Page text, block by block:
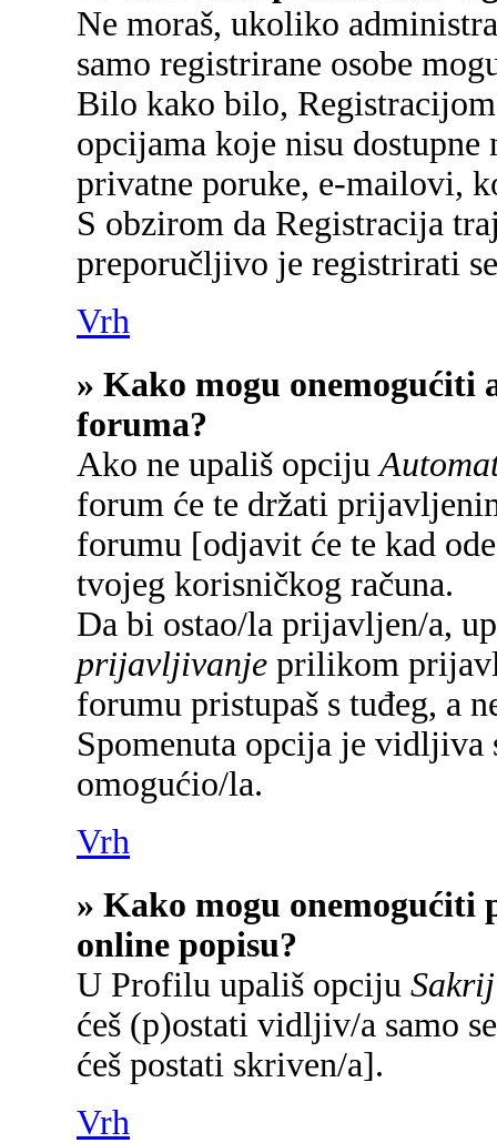
Ne moraš, ukoliko
samo registrirane osobe
Bilo kako bilo,
opcijama koje nisu
privatne poruke, e-mailovi,
S obzirom da Registracija
preporučljivo je registrirati
Vrh
» Kako mogu onemogućiti
foruma?
Ako ne upališ opciju
forum će te držati
forumu [odjavit će te kad
tvojeg korisničkog računa.
Da bi ostao/la prijavljen/a,
prijavljivanje prilikom
forumu pristupaš s tuđeg, a
Spomenuta opcija je
omogućio/la.
Vrh
» Kako mogu onemogućiti
online popisu?
U Profilu upališ opciju
ćeš (p)ostati vidljiv/a samo
ćeš postati skriven/a].
Vrh